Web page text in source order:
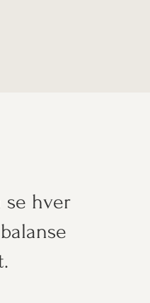
se hver